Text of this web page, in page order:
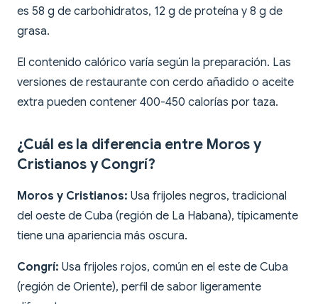
es 58 g de carbohidratos, 12 g de proteína y 8 g de
grasa.
El contenido calórico varía según la preparación. Las
versiones de restaurante con cerdo añadido o aceite
extra pueden contener 400-450 calorías por taza.
¿Cuál es la diferencia entre Moros y
Cristianos y Congrí?
Moros y Cristianos: Usa frijoles negros, tradicional
del oeste de Cuba (región de La Habana), típicamente
tiene una apariencia más oscura.
Congrí: Usa frijoles rojos, común en el este de Cuba
(región de Oriente), perfil de sabor ligeramente